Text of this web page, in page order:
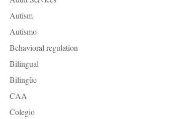
Autism
Autismo
Behavioral regulation
Bilingual
Bilingüe
CAA
Colegio